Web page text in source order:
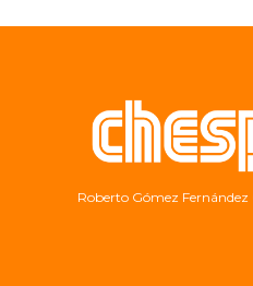
Roberto Gómez Fernández